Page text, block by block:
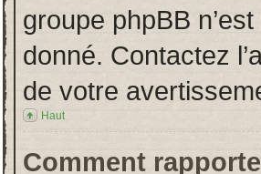
groupe phpBB
donné. Contactez
de votre
Haut
Comment